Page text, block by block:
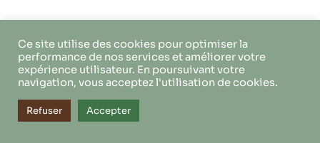
Ce site utilise des cookies pour optimiser la
performance de nos services et améliorer votre
expérience utilisateur. En poursuivant votre
navigation, vous acceptez l'utilisation de cookies.
Refuser Accepter